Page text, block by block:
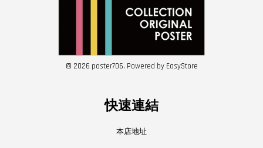
© 2026 poster706. Powered by EasyStore
快速連結
本店地址